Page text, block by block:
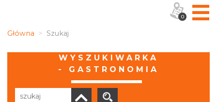
Główna Szukaj
WYSZUKIWARKA
- GASTRONOMIA
0